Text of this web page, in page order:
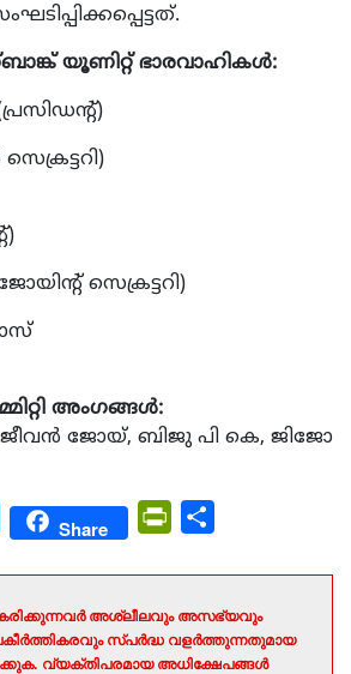
യൂണിറ്റ് ഭാരവാഹികൾ:
സെക്രട്ടറി)
അംഗങ്ങൾ:
ജോയ്, ബിജു പി കെ, ജിജോ
MessengerShare PrintFriendly
അശ്ലീലവും അസഭ്യവും
സ്പർദ്ധ വളർത്തുന്നതുമായ
വ്യക്തിപരമായ അധിക്ഷേപങ്ങൾ